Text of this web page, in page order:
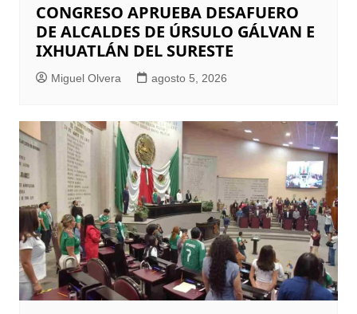
CONGRESO APRUEBA DESAFUERO
DE ALCALDES DE ÚRSULO GÁLVAN E
IXHUATLÁN DEL SURESTE
Miguel Olvera agosto 5, 2026